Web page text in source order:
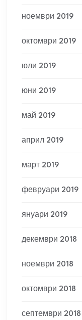
ноември 2019
октомври 2019
юли 2019
юни 2019
май 2019
април 2019
март 2019
февруари 2019
януари 2019
декември 2018
ноември 2018
октомври 2018
септември 2018